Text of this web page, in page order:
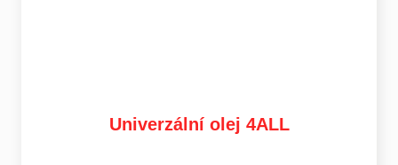
Univerzální olej 4ALL